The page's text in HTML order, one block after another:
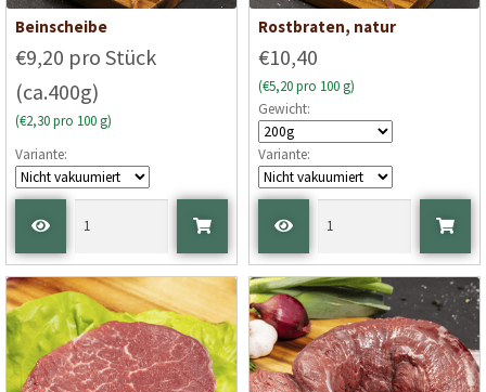
Beinscheibe
€9,20 pro Stück
(ca.400g)
(€2,30 pro 100 g)
Variante:
Rostbraten, natur
€10,40
(€5,20 pro 100 g)
Gewicht:
Variante: